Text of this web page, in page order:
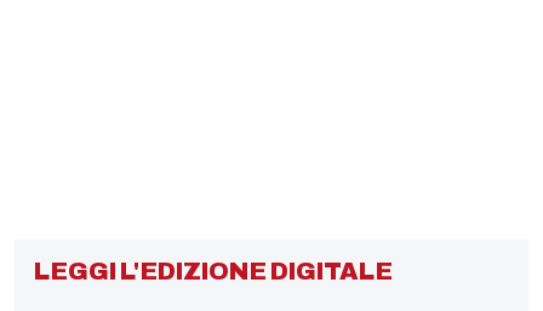
LEGGI L'EDIZIONE DIGITALE